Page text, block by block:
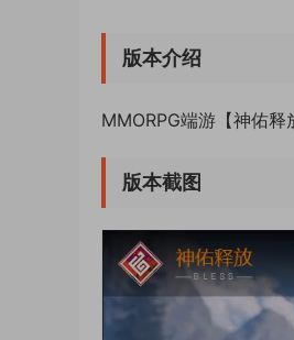
版本介绍
MMORPG端游【神佑
版本截图